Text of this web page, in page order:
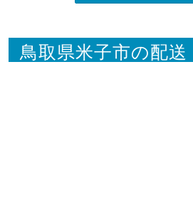
鳥取県米子市の配送